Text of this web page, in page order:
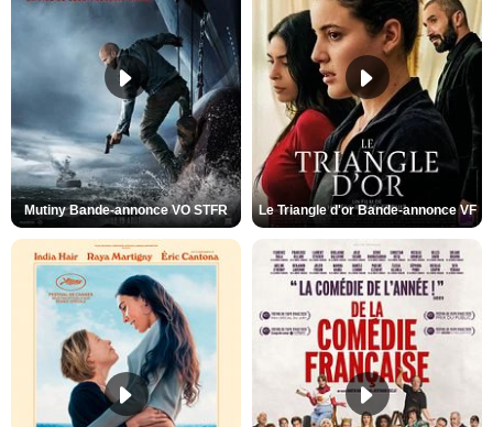
Mutiny Bande-annonce VO STFR Le Triangle d'or Bande-annonce VF